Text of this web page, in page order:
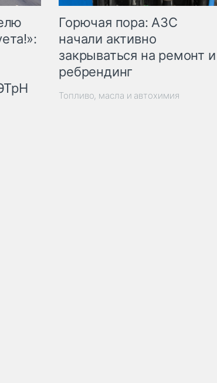
Горючая пора: АЗС
начали активно
закрываться на ремонт и
ребрендинг
Топливо, масла и автохимия